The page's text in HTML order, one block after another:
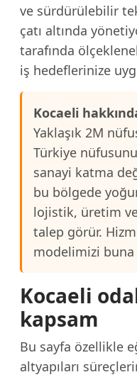
ve sürdürülebilir
çatı altında
tarafında
iş hedeflerinize
Kocaeli
Yaklaşık 2M
Türkiye
sanayi katma
bu bölgede
lojistik, üretim
talep görür.
modelimizi buna
Kocaeli
kapsam
Bu sayfa özellikle
altyapıları